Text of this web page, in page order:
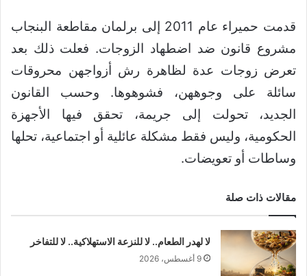
قدمت حميراء عام 2011 إلى برلمان مقاطعة البنجاب
مشروع قانون ضد اضطهاد الزوجات. فعلت ذلك بعد
تعرض زوجات عدة لظاهرة رش أزواجهن محروقات
سائلة على وجوههن، فشوهوها. وحسب القانون
الجديد، تحولت إلى جريمة، تحقق فيها الأجهزة
الحكومية، وليس فقط مشكلة عائلية أو اجتماعية، تحلها
وساطات أو تعويضات.
مقالات ذات صلة
لا لهدر الطعام.. لا للنزعة الاستهلاكية.. لا للتفاخر
9 أغسطس، 2026